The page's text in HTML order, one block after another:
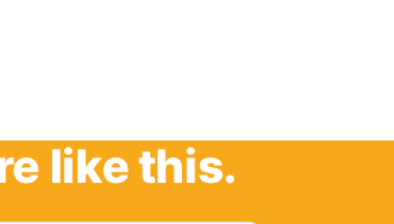
like this.